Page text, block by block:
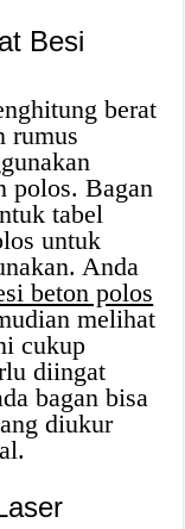
Besi
berat
rumus
polos. Bagan
tabel
untuk
Anda
beton polos
melihat
cukup
diingat
bagan bisa
diukur